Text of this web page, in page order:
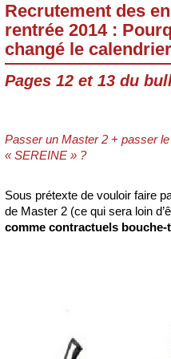
Recrutement des
rentrée 2014 :
changé le
Pages 12 et 13 du
Passer un Master 2 + passer
« SEREINE » ?
Sous prétexte de vouloir faire
de Master 2 (ce qui sera loin
comme contractuels